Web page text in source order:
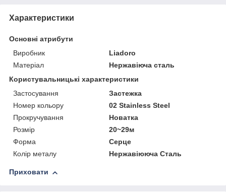
Характеристики
Основні атрибути
Виробник
Liadoro
Матеріал
Нержавіюча сталь
Користувальницькі характеристики
Застосування
Застежка
Номер кольору
02 Stainless Steel
Прокручування
Новатка
Розмір
20~29м
Форма
Серце
Колір металу
Нержавіююча Сталь
Приховати